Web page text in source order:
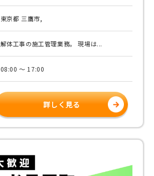
東京都 三鷹市,
解体工事の施工管理業務。 現場は...
08:00 ～ 17:00
詳しく見る